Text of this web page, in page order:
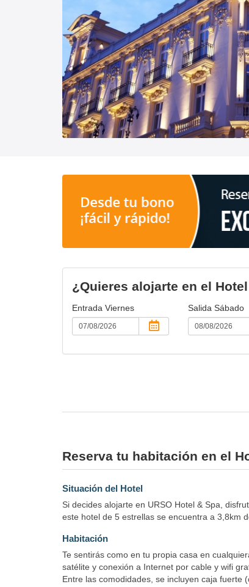
¿Quieres alojarte en el
Entrada Viernes Salida Sábado
Reserva tu habitación en el
Situación del Hotel
Si decides alojarte en URSO Hotel & Spa,
este hotel de 5 estrellas se encuentra a 3,8km
Habitación
Te sentirás como en tu propia casa en
satélite y conexión a Internet por cable y wifi
Entre las comodidades, se incluyen caja fuerte